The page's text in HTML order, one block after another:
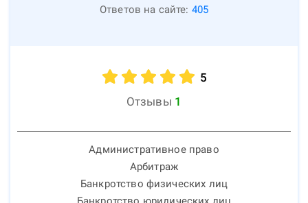
Ответов на сайте: 405
5
Отзывы 1
Административное право
Арбитраж
Банкротство физических лиц